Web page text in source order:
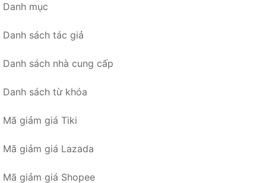
Danh mục
Danh sách tác giả
Danh sách nhà cung cấp
Danh sách từ khóa
Mã giảm giá Tiki
Mã giảm giá Lazada
Mã giảm giá Shopee